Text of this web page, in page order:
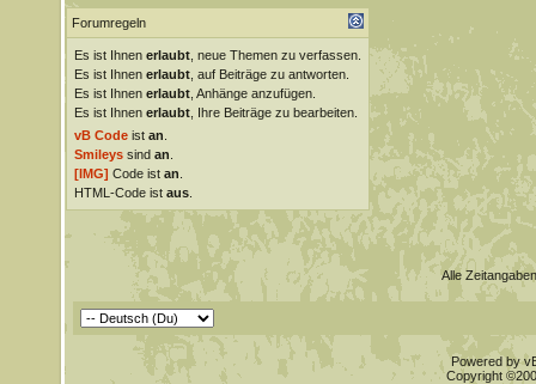
Forumregeln
Es ist Ihnen erlaubt, neue Themen zu verfassen.
Es ist Ihnen erlaubt, auf Beiträge zu antworten.
Es ist Ihnen erlaubt, Anhänge anzufügen.
Es ist Ihnen erlaubt, Ihre Beiträge zu bearbeiten.
vB Codeist an
Smileyssind an
[IMG] Code ist an
HTML-Code ist aus.
Alle
Powered by
Copyright